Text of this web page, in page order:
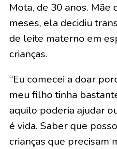
Mota, de 30 anos. Mãe
meses, ela decidiu
de leite materno em
crianças.
“Eu comecei a doar
meu filho tinha
aquilo poderia ajudar
é vida. Saber que
crianças que precisam